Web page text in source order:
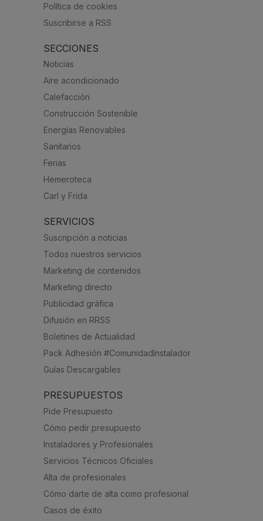
Política de cookies
Suscribirse a RSS
SECCIONES
Noticias
Aire acondicionado
Calefacción
Construcción Sostenible
Energías Renovables
Sanitarios
Ferias
Hemeroteca
Carl y Frida
SERVICIOS
Suscripción a noticias
Todos nuestros servicios
Marketing de contenidos
Marketing directo
Publicidad gráfica
Difusión en RRSS
Boletines de Actualidad
Pack Adhesión #ComunidadInstalador
Guías Descargables
PRESUPUESTOS
Pide Presupuesto
Cómo pedir presupuesto
Instaladores y Profesionales
Servicios Técnicos Oficiales
Alta de profesionales
Cómo darte de alta como profesional
Casos de éxito